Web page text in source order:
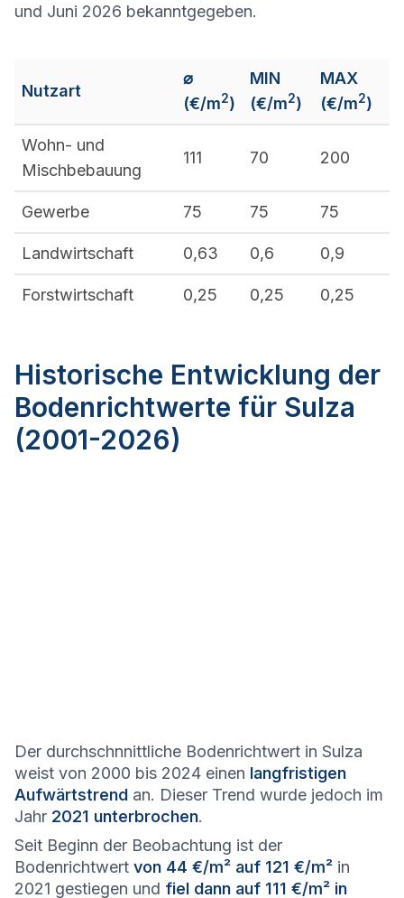
und Juni 2026 bekanntgegeben.
Nutzart
⌀
(€/m2)
MIN
(€/m2)
MAX
(€/m2)
Wohn- und
Mischbebauung
111 70 200
Gewerbe 75 75 75
Landwirtschaft 0,63 0,6 0,9
Forstwirtschaft 0,25 0,25 0,25
Historische Entwicklung der
Bodenrichtwerte für Sulza
(2001-2026)
Der durchschnnittliche Bodenrichtwert in Sulza
weist von 2000 bis 2024 einen langfristigen
Aufwärtstrend an. Dieser Trend wurde jedoch im
Jahr 2021 unterbrochen.
Seit Beginn der Beobachtung ist der
Bodenrichtwert von 44 €/m² auf 121 €/m² in
2021 gestiegen und fiel dann auf 111 €/m² in